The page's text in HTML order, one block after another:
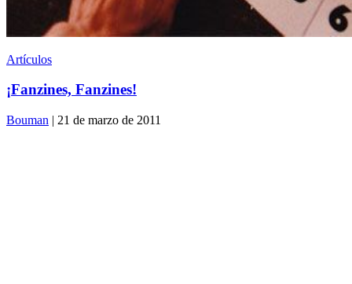
Artículos
¡Fanzines, Fanzines!
Bouman | 21 de marzo de 2011